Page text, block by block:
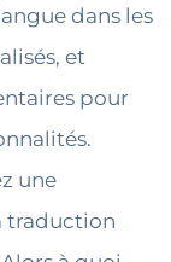
dans les
et
pour
une
traduction